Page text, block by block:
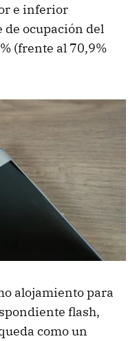
e inferior
ocupación del
(frente al 70,9%
alojamiento para
flash,
como un